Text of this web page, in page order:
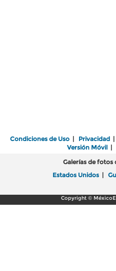
Condiciones de Uso | Privacidad |
Versión Móvil|
Galerías de fotos
Estados Unidos |
Copyright ©